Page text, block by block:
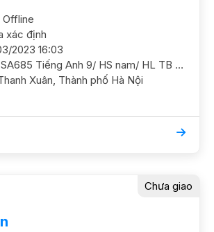
xác định
2023 16:03
Yêu cầu khác: SA685 Tiếng Anh 9/ HS nam/ HL TB Cần học chắc ngữ pháp và ôn luyện thi cấp 3, học chắc cơ bản trước. Mục tiêu thih cấp 3 7 điểm GS nam nữ ok. ĐC Khương Đình Thanh Xuân Học phí 160 - 180k/b/2h
Thanh Xuân, Thành phố Hà Nội
Chưa giao